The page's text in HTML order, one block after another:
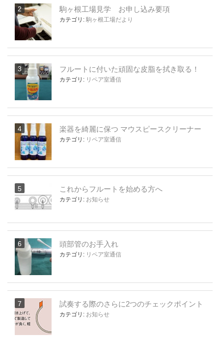
駒ヶ根工場見学 お申し込み要項
カテゴリ: 駒ヶ根工場だより
フルートに付いた頑固な皮脂を拭き取る！
カテゴリ: リペア室通信
楽器を綺麗に保つ マウスピースクリーナー
カテゴリ: リペア室通信
これからフルートを始める方へ
カテゴリ: お知らせ
頭部管のお手入れ
カテゴリ: リペア室通信
試奏する際のさらに2つのチェックポイント
カテゴリ: お知らせ